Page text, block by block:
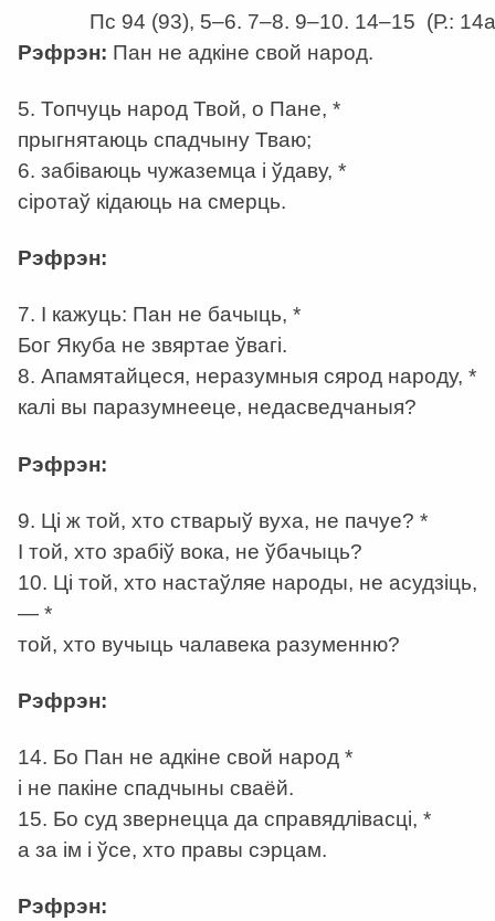
Пс 94 (93), 5–6. 7–8. 9–10. 14–15 (Р.:
Рэфрэн: Пан не адкіне свой народ.
5. Топчуць народ Твой, о Пане, *
прыгнятаюць спадчыну Тваю;
6. забіваюць чужаземца і ўдаву, *
сіротаў кідаюць на смерць.
Рэфрэн:
7. І кажуць: Пан не бачыць, *
Бог Якуба не звяртае ўвагі.
8. Апамятайцеся, неразумныя сярод народу, *
калі вы паразумнееце, недасведчаныя?
Рэфрэн:
9. Ці ж той, хто стварыў вуха, не пачуе? *
І той, хто зрабіў вока, не ўбачыць?
10. Ці той, хто настаўляе народы, не асудзіць,
— *
той, хто вучыць чалавека разуменню?
Рэфрэн:
14. Бо Пан не адкіне свой народ *
і не пакіне спадчыны сваёй.
15. Бо суд звернецца да справядлівасці, *
а за ім і ўсе, хто правы сэрцам.
Рэфрэн: